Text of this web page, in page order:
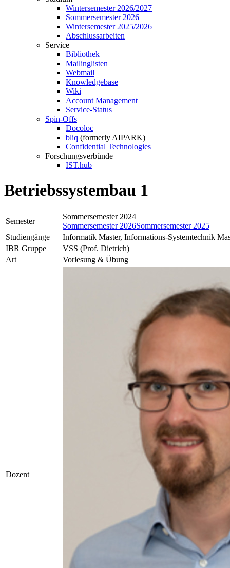
Wintersemester 2026/2027
Sommersemester 2026
Wintersemester 2025/2026
Abschlussarbeiten
Service
Bibliothek
Mailinglisten
Webmail
Knowledgebase
Wiki
Account Management
Service-Status
Spin-Offs
Docoloc
bliq (formerly AIPARK)
Confidential Technologies
Forschungsverbünde
IST.hub
Betriebssystembau 1
Semester
Sommersemester 2024
Sommersemester 2026Sommersemester 2025
Studiengänge
Informatik Master, Informations-Systemtechnik
IBR Gruppe
VSS (Prof. Dietrich)
Art
Vorlesung & Übung
Dozent